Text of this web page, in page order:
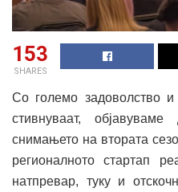
153
SHARES
Со големо задоволство
стивнуваат,
снимањето на втората
регионалното стартап
натпревар, туку и